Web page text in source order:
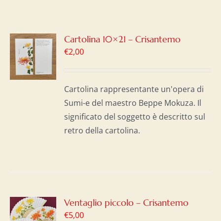
Cartolina 10×21 – Crisantemo
€2,00
Cartolina rappresentante un'opera di
Sumi-e del maestro Beppe Mokuza. Il
significato del soggetto è descritto sul
retro della cartolina.
Ventaglio piccolo – Crisantemo
€5,00